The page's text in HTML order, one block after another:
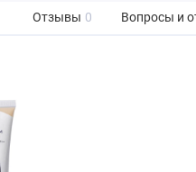
Отзывы 0 Вопросы и